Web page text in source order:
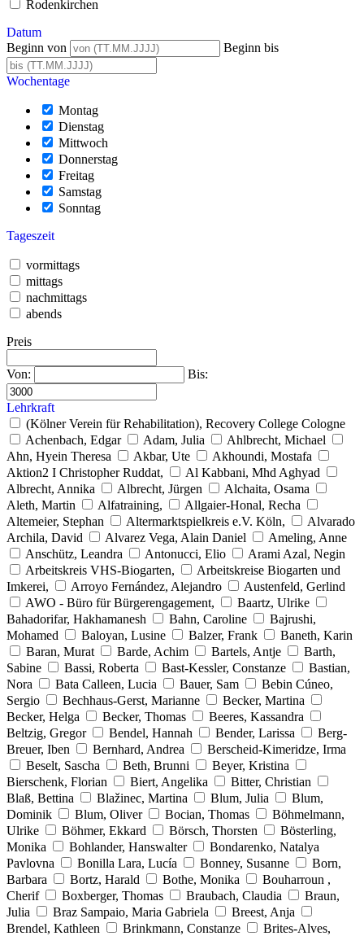
Rodenkirchen
Datum
Beginn von
Beginn bis
Wochentage
Montag
Dienstag
Mittwoch
Donnerstag
Freitag
Samstag
Sonntag
Tageszeit
vormittags
mittags
nachmittags
abends
Preis
Von: Bis:
Lehrkraft
(Kölner Verein für Rehabilitation), Recovery College Cologne
Achenbach, Edgar
Adam, Julia
Ahlbrecht, Michael
Ahn, Hyein Theresa
Akbar, Ute
Akhoundi, Mostafa
Aktion2 I Christopher Ruddat,
Al Kabbani, Mhd Aghyad
Albrecht, Annika
Albrecht, Jürgen
Alchaita, Osama
Aleth, Martin
Alfatraining,
Allgaier-Honal, Recha
Altemeier, Stephan
Altermarktspielkreis e.V. Köln,
Alvarado
Archila, David
Alvarez Vega, Alain Daniel
Ameling, Anne
Anschütz, Leandra
Antonucci, Elio
Arami Azal, Negin
Arbeitskreis VHS-Biogarten,
Arbeitskreise Biogarten und
Imkerei,
Arroyo Fernández, Alejandro
Austenfeld, Gerlind
AWO - Büro für Bürgerengagement,
Baartz, Ulrike
Bahadorifar, Hakhamanesh
Bahn, Caroline
Bajrushi,
Mohamed
Baloyan, Lusine Balzer, Frank
Baneth, Karin
Baran, Murat
Barde, Achim Bartels, Antje
Barth,
Sabine
Bassi, Roberta Bast-Kessler, Constanze
Bastian,
Nora
Bata Calleen, Lucia Bauer, Sam
Bebin Cúneo,
Sergio
Bechhaus-Gerst, Marianne
Becker, Martina
Becker, Helga
Becker, Thomas
Beeres, Kassandra
Beltzig, Gregor
Bendel, Hannah Bender, Larissa
Berg-
Breuer, Iben
Bernhard, Andrea
Berscheid-Kimeridze, Irma
Beselt, Sascha
Beth, Brunni
Beyer, Kristina
Bierschenk, Florian
Biert, Angelika
Bitter, Christian
Blaß, Bettina
Blažinec, Martina Blum, Julia
Blum,
Dominik
Blum, Oliver Bocian, Thomas
Böhmelmann,
Ulrike
Böhmer, Ekkard Börsch, Thorsten
Bösterling,
Monika
Bohlander, Hanswalter
Bondarenko, Natalya
Pavlovna
Bonilla Lara, Lucía Bonney, Susanne
Born,
Barbara
Bortz, Harald Bothe, Monika
Bouharroun ,
Cherif
Boxberger, Thomas Braubach, Claudia
Braun,
Julia
Braz Sampaio, Maria Gabriela
Breest, Anja
Brendel, Kathleen
Brinkmann, Constanze
Brites-Alves,